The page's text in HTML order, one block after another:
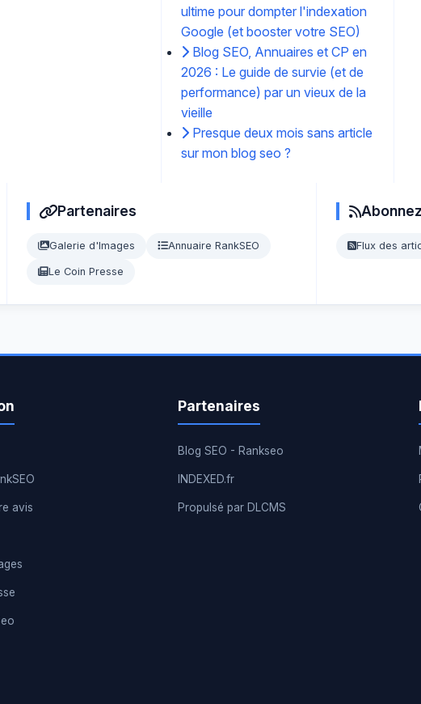
ultime pour dompter l'indexation
Google (et booster votre SEO)
Blog SEO, Annuaires et CP en
2026 : Le guide de survie (et de
performance) par un vieux de la
vieille
Presque deux mois sans article
sur mon blog seo ?
Partenaires
Galerie d'Images Annuaire RankSEO
Le Coin Presse
Flux des
avis
Partenaires
Blog SEO - Rankseo
INDEXED.fr
Propulsé par DLCMS